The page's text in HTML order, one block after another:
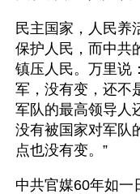
民主国家，人民养
保护人民，而中共
镇压人民。万里说
军，没有变，还不
军队的最高领导人
没有被国家对军队
点也没有变。”
中共官媒60年如一